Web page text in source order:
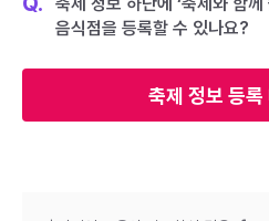
축제 정보 등록
음식점을 등록할 수 있나요?